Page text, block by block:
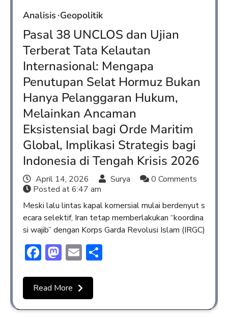
Analisis Geopolitik
Pasal 38 UNCLOS dan Ujian
Terberat Tata Kelautan
Internasional: Mengapa
Penutupan Selat Hormuz Bukan
Hanya Pelanggaran Hukum,
Melainkan Ancaman
Eksistensial bagi Orde Maritim
Global, Implikasi Strategis bagi
Indonesia di Tengah Krisis 2026
April 14, 2026 Surya
0 Comments
Posted at6:47 am
Meski lalu lintas kapal komersial mulai berdenyut s
ecara selektif, Iran tetap memberlakukan “koordina
si wajib” dengan Korps Garda Revolusi Islam (IRGC)
Facebook
Mastodon
Email
Read More